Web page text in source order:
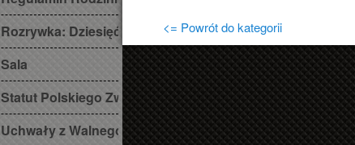
Rozrywka: Dziesięć przykazań ogrodnika działkowca
Sala
Statut Polskiego Związku Działkowców
Uchwały z Walnego Zebrania 2013r.
<= Powrót do kategorii